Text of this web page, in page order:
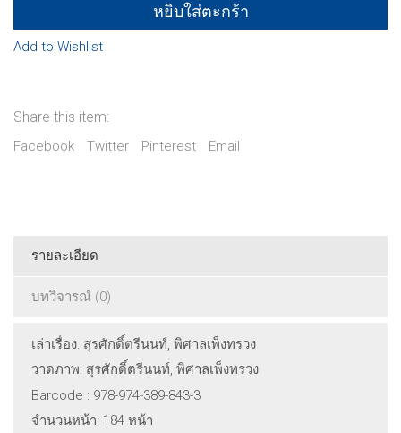
๒
quantity
หยิบใส่ตะกร้า
Add to Wishlist
Share this item:
Facebook Twitter Pinterest Email
รายละเอียด
บทวิจารณ์ (0)
เล่าเรื่อง: สุรศักดิ์ตรีนนท์, พิศาลเพ็งทรวง
วาดภาพ: สุรศักดิ์ตรีนนท์, พิศาลเพ็งทรวง
Barcode : 978-974-389-843-3
จำนวนหน้า: 184 หน้า